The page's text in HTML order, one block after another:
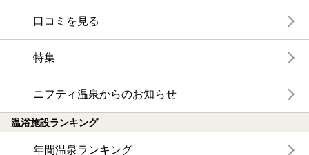
口コミを見る
特集
ニフティ温泉からのお知らせ
温浴施設ランキング
年間温泉ランキング